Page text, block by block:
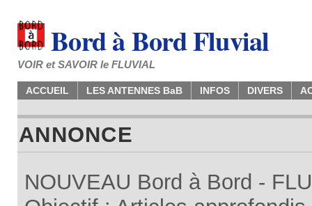
Bord à Bord Fluvial
VOIR et SAVOIR le FLUVIAL
ACCUEIL LES ANTENNES BaB INFOS DIVERS
ANNONCE
NOUVEAU Bord à Bord -